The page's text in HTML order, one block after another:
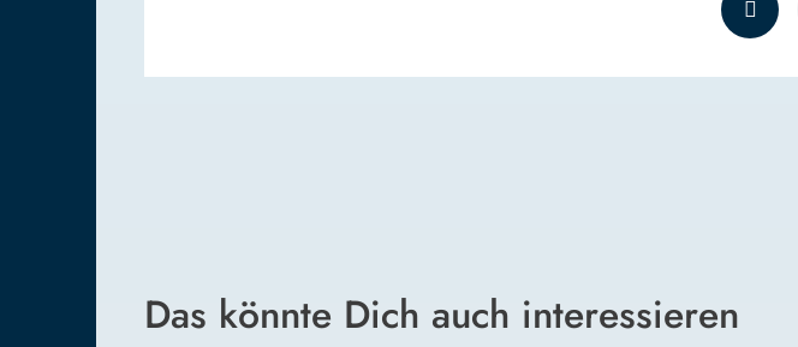
Das könnte Dich auch interessieren